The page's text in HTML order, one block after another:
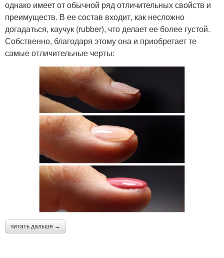
однако имеет от обычной ряд отличительных свойств и
преимуществ. В ее состав входит, как несложно
догадаться, каучук (rubber), что делает ее более густой.
Собственно, благодаря этому она и приобретает те
самые отличительные черты:
читать дальше →